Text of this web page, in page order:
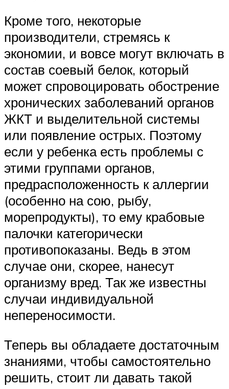
Кроме того, некоторые
производители, стремясь к
экономии, и вовсе могут включать в
состав соевый белок, который
может спровоцировать обострение
хронических заболеваний органов
ЖКТ и выделительной системы
или появление острых. Поэтому
если у ребенка есть проблемы с
этими группами органов,
предрасположенность к аллергии
(особенно на сою, рыбу,
морепродукты), то ему крабовые
палочки категорически
противопоказаны. Ведь в этом
случае они, скорее, нанесут
организму вред. Так же известны
случаи индивидуальной
непереносимости.
Теперь вы обладаете достаточным
знаниями, чтобы самостоятельно
решить, стоит ли давать такой